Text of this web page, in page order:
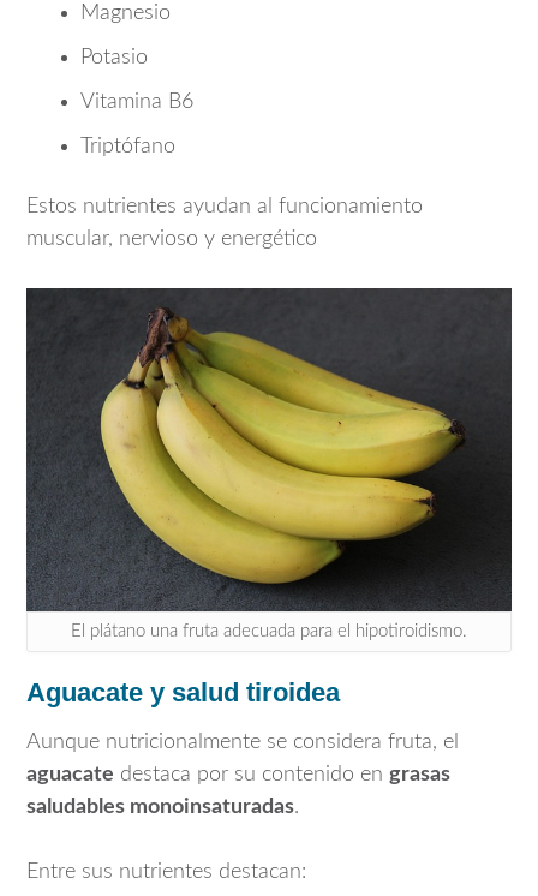
Magnesio
Potasio
Vitamina B6
Triptófano
Estos nutrientes ayudan al funcionamiento
muscular, nervioso y energético
El plátano una fruta adecuada para el hipotiroidismo.
Aguacate y salud tiroidea
Aunque nutricionalmente se considera fruta, el
aguacate destaca por su contenido en grasas
saludables monoinsaturadas.
Entre sus nutrientes destacan: